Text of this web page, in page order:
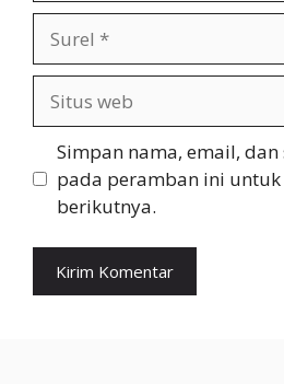
web
Simpan nama, email, dan
pada peramban ini
berikutnya.